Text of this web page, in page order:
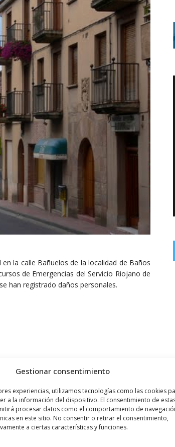
Gestionar consentimiento
experiencias, utilizamos tecnologías como las cookies
a la información del dispositivo. El consentimiento de
procesar datos como el comportamiento de
en este sitio. No consentir o retirar el consentimiento,
a ciertas características y funciones.
la calle Bañuelos de la localidad de Baños
de Emergencias del Servicio Riojano de
han registrado daños personales.
Siguiente noticia